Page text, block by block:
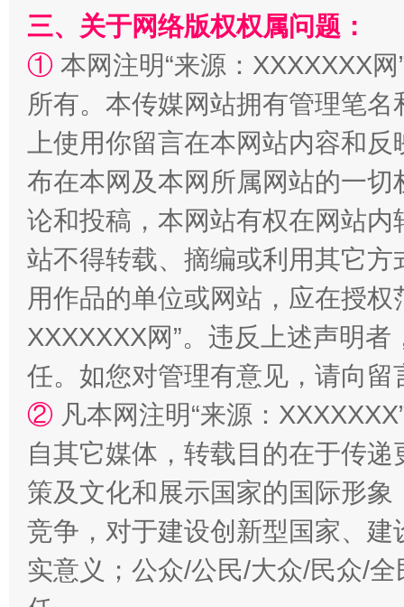
事关残疾人未来5年
规模最大的光氢储一体化项目
镜头丨大暑三秋近 山西：
三、关于网络版权权属问题：
① 本网注明“来源：XXXXXXX
所有。本传媒网站拥有管理笔
上使用你留言在本网站内容和
布在本网及本网所属网站的一
论和投稿，本网站有权在网站
站不得转载、摘编或利用其它
用作品的单位或网站，应在授
XXXXXXX网”。违反上述声明
任。如您对管理有意见，请向
② 凡本网注明“来源：
自其它媒体，转载目的在于传
策及文化和展示国家的国际形
竞争，对于建设创新型国家、
实意义；公众/公民/大众/民众/